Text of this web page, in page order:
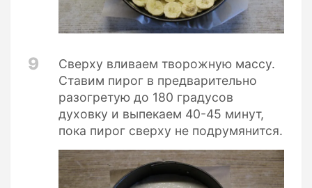
9
Сверху вливаем творожную массу.
Ставим пирог в предварительно
разогретую до 180 градусов
духовку и выпекаем 40-45 минут,
пока пирог сверху не подрумянится.